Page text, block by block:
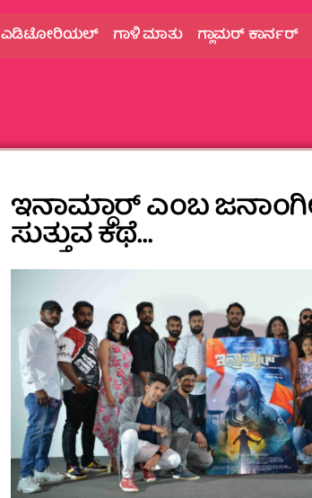
ಎಡಿಟೋರಿಯಲ್ ಗಾಳಿ ಮಾತು ಗ್ಲಾಮರ್‌ ಕಾರ್ನರ್
ಇನಾಮ್ದಾರ್‌ ಎಂಬ
ಸುತ್ತುವ ಕಥೆ…